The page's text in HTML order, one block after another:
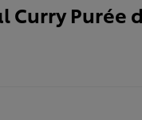
Purée